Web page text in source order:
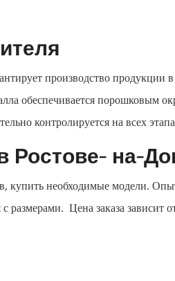
производство продукции
обеспечивается порошковым
контролируется на всех
Ростове- на-
купить необходимые модели.
размерами. Цена заказа зависит